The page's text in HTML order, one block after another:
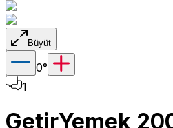
Büyüt
0°
1
GetirYemek